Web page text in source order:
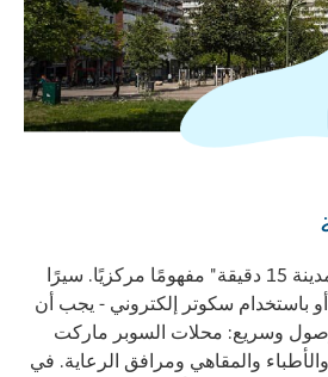
في هذا السياق ، تعتبر "مدينة 15 دقيقة" مفهومًا مركزيًا. سيرًا
أو باستخدام سكوتر إلكتروني - يجب أن
وسريع: محلات السوبر ماركت
والأطباء والمقاهي ومرافق الرعاية. في